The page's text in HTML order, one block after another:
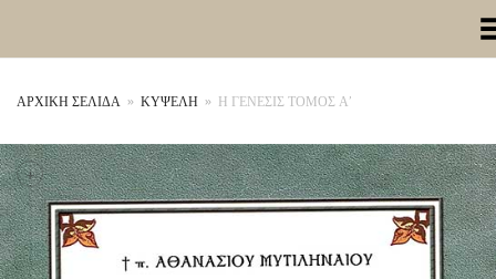
Toggle
ΑΡΧΙΚΉ ΣΕΛΊΔΑ » ΚΥΨΕΛΗ » Η ΓΕΝΕΣΙΣ ΤΟΜΟΣ Α’
+